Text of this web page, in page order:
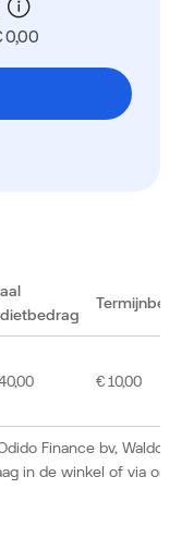
0,00
Finance bv,
in de winkel of via
€ 10,00